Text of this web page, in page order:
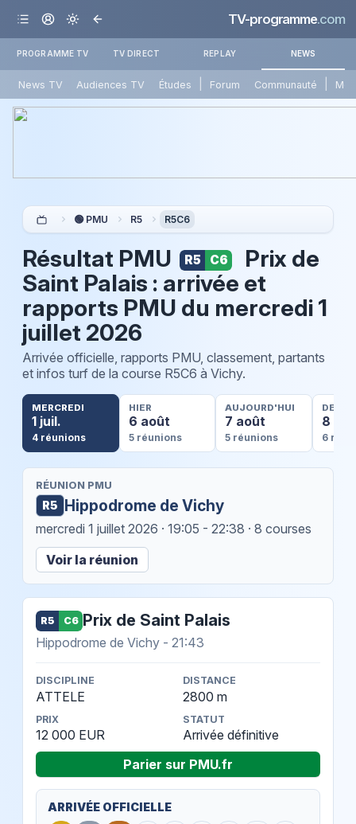
TV-programme.com
PROGRAMME TV TV DIRECT REPLAY NEWS
News TV Audiences TV Études Forum Communauté
🟢 PMU R5 R5C6
Résultat PMU R5 C6
Prix de
Saint Palais : arrivée et
rapports PMU du mercredi 1
juillet 2026
Arrivée officielle, rapports PMU, classement, partants
et infos turf de la course R5C6 à Vichy.
MERCREDI
1 juil.
4 réunions
HIER
6 août
5 réunions
AUJOURD'HUI
7 août
5 réunions
8
6
RÉUNION PMU
R5 Hippodrome de Vichy
mercredi 1 juillet 2026 · 19:05 - 22:38 · 8 courses
Voir la réunion
R5 C6 Prix de Saint Palais
Hippodrome de Vichy - 21:43
DISCIPLINE
ATTELE
DISTANCE
2800 m
PRIX
12 000 EUR
STATUT
Arrivée définitive
Parier sur PMU.fr
ARRIVÉE OFFICIELLE